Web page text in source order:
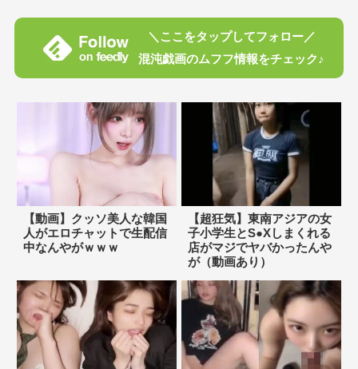
＼ここをタップしてフォロー／
混沌戯画のムフフ情報をチェック♪
【動画】クッソ美人な韓国
人がエロチャットで生配信
中なんやがｗｗｗ
【超狂気】東南アジアの女
子小学生とS●Xしまくれる
店がマジでヤバかったんや
が（動画あり）